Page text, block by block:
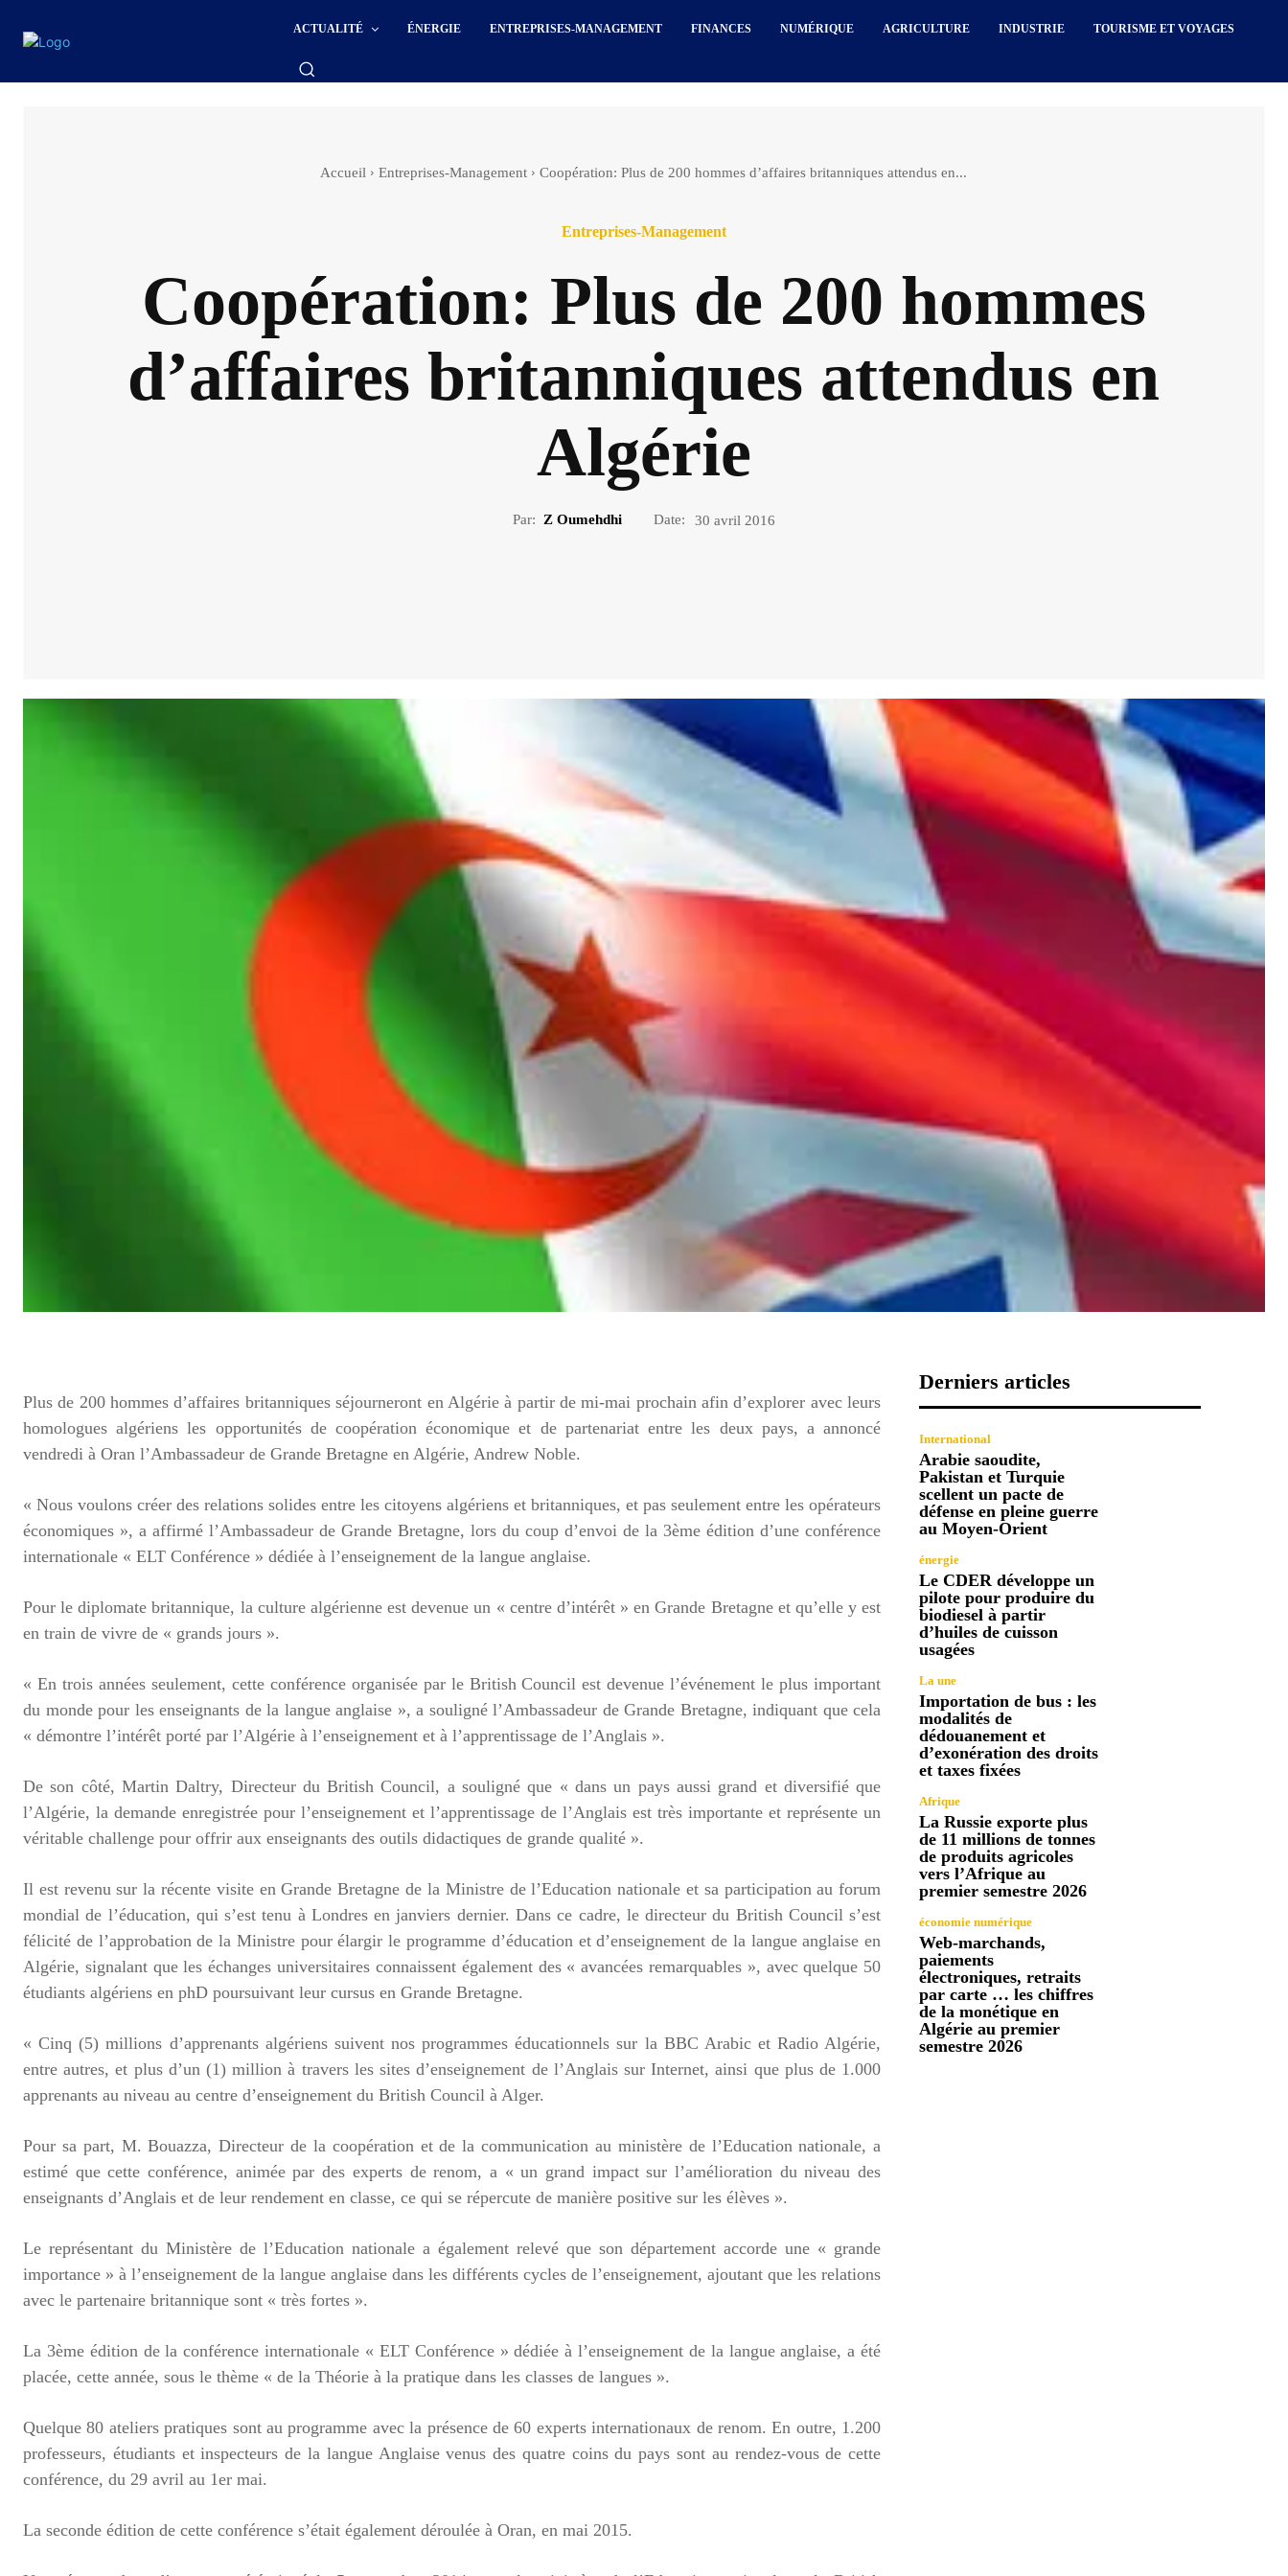
ACTUALITÉ ÉNERGIE ENTREPRISES-MANAGEMENT FINANCES NUMÉRIQUE AGRICULTURE INDUSTRIE TOURISME ET VOYAGES
Accueil Entreprises-Management Coopération: Plus de 200 hommes d’affaires britanniques attendus en...
Entreprises-Management
Coopération: Plus de 200 hommes
d’affaires britanniques attendus en
Algérie
Par: Z Oumehdhi Date: 30 avril 2016
Plus de 200 hommes d’affaires britanniques séjourneront en Algérie à partir de mi-mai prochain afin d’explorer avec leurs
homologues algériens les opportunités de coopération économique et de partenariat entre les deux pays, a annoncé
vendredi à Oran l’Ambassadeur de Grande Bretagne en Algérie, Andrew Noble.
« Nous voulons créer des relations solides entre les citoyens algériens et britanniques, et pas seulement entre les opérateurs
économiques », a affirmé l’Ambassadeur de Grande Bretagne, lors du coup d’envoi de la 3ème édition d’une conférence
internationale « ELT Conférence » dédiée à l’enseignement de la langue anglaise.
Pour le diplomate britannique, la culture algérienne est devenue un « centre d’intérêt » en Grande Bretagne et qu’elle y est
en train de vivre de « grands jours ».
« En trois années seulement, cette conférence organisée par le British Council est devenue l’événement le plus important
du monde pour les enseignants de la langue anglaise », a souligné l’Ambassadeur de Grande Bretagne, indiquant que cela
« démontre l’intérêt porté par l’Algérie à l’enseignement et à l’apprentissage de l’Anglais ».
De son côté, Martin Daltry, Directeur du British Council, a souligné que « dans un pays aussi grand et diversifié que
l’Algérie, la demande enregistrée pour l’enseignement et l’apprentissage de l’Anglais est très importante et représente un
véritable challenge pour offrir aux enseignants des outils didactiques de grande qualité ».
Il est revenu sur la récente visite en Grande Bretagne de la Ministre de l’Education nationale et sa participation au forum
mondial de l’éducation, qui s’est tenu à Londres en janviers dernier. Dans ce cadre, le directeur du British Council s’est
félicité de l’approbation de la Ministre pour élargir le programme d’éducation et d’enseignement de la langue anglaise en
Algérie, signalant que les échanges universitaires connaissent également des « avancées remarquables », avec quelque 50
étudiants algériens en phD poursuivant leur cursus en Grande Bretagne.
« Cinq (5) millions d’apprenants algériens suivent nos programmes éducationnels sur la BBC Arabic et Radio Algérie,
entre autres, et plus d’un (1) million à travers les sites d’enseignement de l’Anglais sur Internet, ainsi que plus de 1.000
apprenants au niveau au centre d’enseignement du British Council à Alger.
Pour sa part, M. Bouazza, Directeur de la coopération et de la communication au ministère de l’Education nationale, a
estimé que cette conférence, animée par des experts de renom, a « un grand impact sur l’amélioration du niveau des
enseignants d’Anglais et de leur rendement en classe, ce qui se répercute de manière positive sur les élèves ».
Le représentant du Ministère de l’Education nationale a également relevé que son département accorde une « grande
importance » à l’enseignement de la langue anglaise dans les différents cycles de l’enseignement, ajoutant que les relations
avec le partenaire britannique sont « très fortes ».
La 3ème édition de la conférence internationale « ELT Conférence » dédiée à l’enseignement de la langue anglaise, a été
placée, cette année, sous le thème « de la Théorie à la pratique dans les classes de langues ».
Quelque 80 ateliers pratiques sont au programme avec la présence de 60 experts internationaux de renom. En outre, 1.200
professeurs, étudiants et inspecteurs de la langue Anglaise venus des quatre coins du pays sont au rendez-vous de cette
conférence, du 29 avril au 1er mai.
La seconde édition de cette conférence s’était également déroulée à Oran, en mai 2015.
Derniers articles
International
Arabie saoudite,
Pakistan et Turquie
scellent un pacte de
défense en pleine guerre
au Moyen-Orient
énergie
Le CDER développe un
pilote pour produire du
biodiesel à partir
d’huiles de cuisson
usagées
La une
Importation de bus : les
modalités de
dédouanement et
d’exonération des droits
et taxes fixées
Afrique
La Russie exporte plus
de 11 millions de tonnes
de produits agricoles
vers l’Afrique au
premier semestre 2026
économie numérique
Web-marchands,
paiements
électroniques, retraits
par carte … les chiffres
de la monétique en
Algérie au premier
semestre 2026